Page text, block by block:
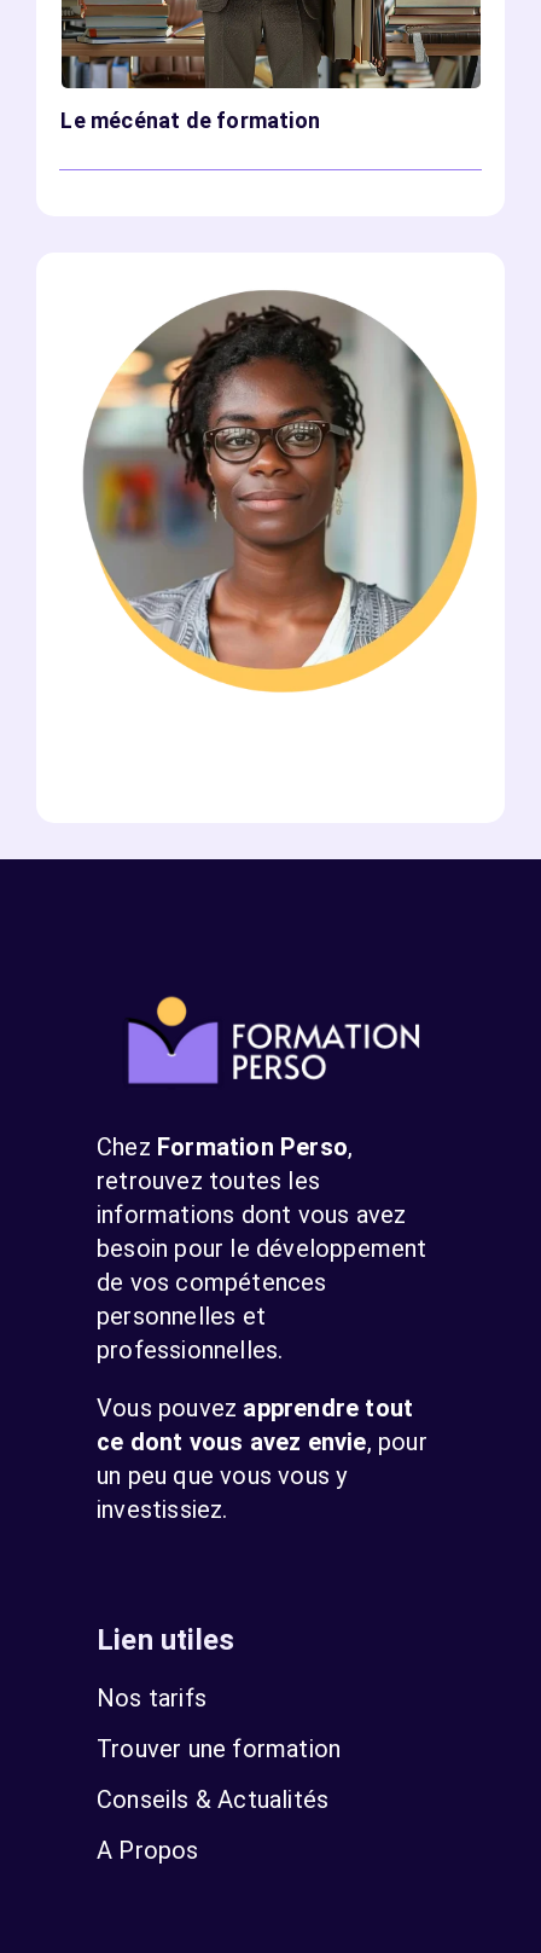
Le mécénat de formation
Chez Formation Perso,
retrouvez toutes les
informations dont vous avez
besoin pour le développement
de vos compétences
personnelles et
professionnelles.
Vous pouvez apprendre tout
ce dont vous avez envie, pour
un peu que vous vous y
investissiez.
Lien utiles
Nos tarifs
Trouver une formation
Conseils & Actualités
A Propos